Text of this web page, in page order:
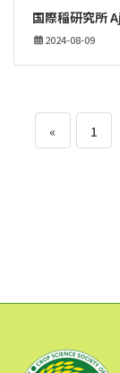
国際稲研究所
2024-08-09
送
«
ペ1